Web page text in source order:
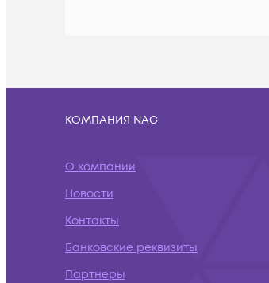
КОМПАНИЯ NAG
О компании
Новости
Контакты
Банковские реквизиты
Партнеры